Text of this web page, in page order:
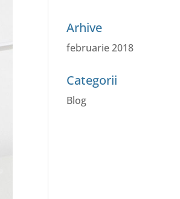
Arhive
februarie 2018
Categorii
Blog